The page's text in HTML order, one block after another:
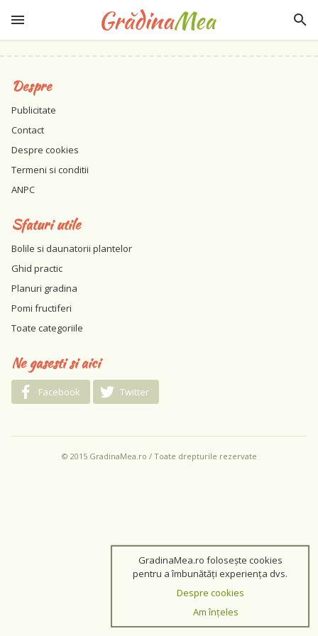
Despre
Publicitate
Contact
Despre cookies
Termeni si conditii
ANPC
Sfaturi utile
Bolile si daunatorii plantelor
Ghid practic
Planuri gradina
Pomi fructiferi
Toate categoriile
Ne gasesti si aici
Facebook Twitter
© 2015 GradinaMea.ro / Toate drepturile rezervate
GradinaMea.ro folosește cookies
pentru a îmbunătăți experiența dvs.
Despre cookies
Am înțeles